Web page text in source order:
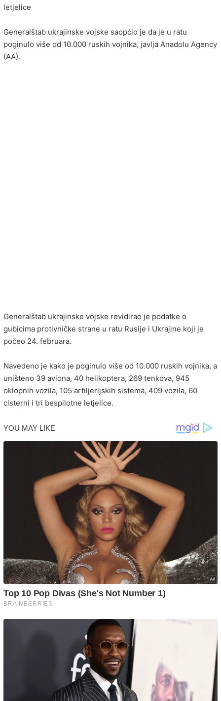
letjelice
Generalštab ukrajinske vojske saopćio je da je u ratu
poginulo više od 10.000 ruskih vojnika, javlja Anadolu Agency
(AA).
Generalštab ukrajinske vojske revidirao je podatke o
gubicima protivničke strane u ratu Rusije i Ukrajine koji je
počeo 24. februara.
Navedeno je kako je poginulo više od 10.000 ruskih vojnika, a
uništeno 39 aviona, 40 helikoptera, 269 tenkova, 945
oklopnih vozila, 105 artiljerijskih sistema, 409 vozila, 60
cisterni i tri bespilotne letjelice.